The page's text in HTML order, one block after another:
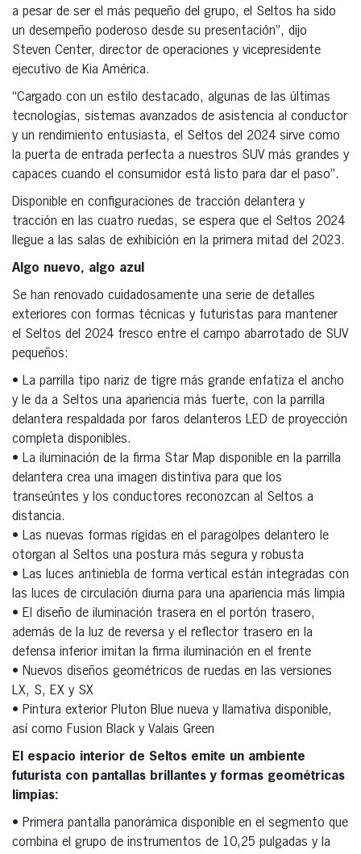
a pesar de ser el más pequeño del grupo, el Seltos ha sido
un desempeño poderoso desde su presentación”, dijo
Steven Center, director de operaciones y vicepresidente
ejecutivo de Kia América.
“Cargado con un estilo destacado, algunas de las últimas
tecnologías, sistemas avanzados de asistencia al conductor
y un rendimiento entusiasta, el Seltos del 2024 sirve como
la puerta de entrada perfecta a nuestros SUV más grandes y
capaces cuando el consumidor está listo para dar el paso”.
Disponible en configuraciones de tracción delantera y
tracción en las cuatro ruedas, se espera que el Seltos 2024
llegue a las salas de exhibición en la primera mitad del 2023.
Algo nuevo, algo azul
Se han renovado cuidadosamente una serie de detalles
exteriores con formas técnicas y futuristas para mantener
el Seltos del 2024 fresco entre el campo abarrotado de SUV
pequeños:
• La parrilla tipo nariz de tigre más grande enfatiza el ancho
y le da a Seltos una apariencia más fuerte, con la parrilla
delantera respaldada por faros delanteros LED de proyección
completa disponibles.
• La iluminación de la firma Star Map disponible en la parrilla
delantera crea una imagen distintiva para que los
transeúntes y los conductores reconozcan al Seltos a
distancia.
• Las nuevas formas rígidas en el paragolpes delantero le
otorgan al Seltos una postura más segura y robusta
• Las luces antiniebla de forma vertical están integradas con
las luces de circulación diurna para una apariencia más limpia
• El diseño de iluminación trasera en el portón trasero,
además de la luz de reversa y el reflector trasero en la
defensa inferior imitan la firma iluminación en el frente
• Nuevos diseños geométricos de ruedas en las versiones
LX, S, EX y SX
• Pintura exterior Pluton Blue nueva y llamativa disponible,
así como Fusion Black y Valais Green
El espacio interior de Seltos emite un ambiente
futurista con pantallas brillantes y formas geométricas
limpias:
• Primera pantalla panorámica disponible en el segmento que
combina el grupo de instrumentos de 10,25 pulgadas y la